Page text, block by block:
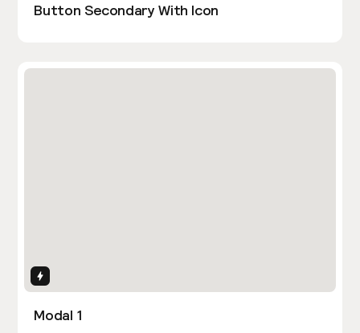
Button Secondary With Icon
Modal 1